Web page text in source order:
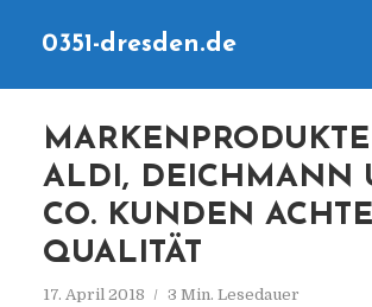
0351-dresden.de
ALDI, DEICHMANN
CO. KUNDEN
QUALITÄT
17. April 2018 3 Min. Lesedauer